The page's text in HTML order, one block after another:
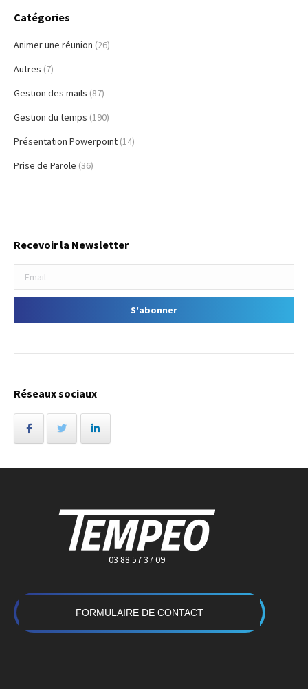
Catégories
Animer une réunion (26)
Autres (7)
Gestion des mails (87)
Gestion du temps (190)
Présentation Powerpoint (14)
Prise de Parole (36)
Recevoir la Newsletter
Réseaux sociaux
03 88 57 37 09
FORMULAIRE DE CONTACT